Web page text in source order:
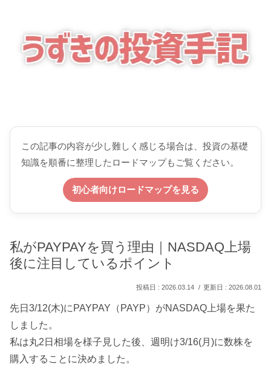
この記事の内容が少し難しく感じる場合は、投資の基礎
知識を順番に整理したロードマップもご覧ください。
初心者向けロードマップを見る
私がPAYPAYを買う理由｜NASDAQ上場
後に注目しているポイント
2026.03.14 2026.08.01
先日3/12(木)にPAYPAY（PAYP）がNASDAQ上場を果た
しました。
私は丸2日相場を様子見した後、週明け3/16(月)に数株を
購入することに決めました。